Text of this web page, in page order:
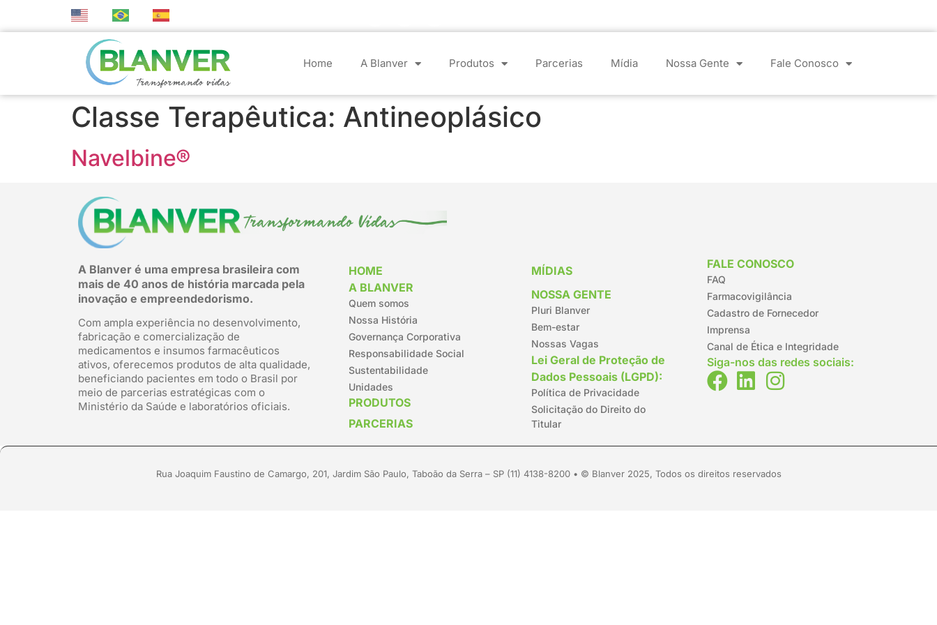
Home A Blanver Produtos Parcerias Mídia Nossa Gente Fale Conosco
Classe Terapêutica: Antineoplásico
Navelbine®
A Blanver é uma empresa brasileira com
mais de 40 anos de história marcada pela
inovação e empreendedorismo.
Com ampla experiência no desenvolvimento,
fabricação e comercialização de
medicamentos e insumos farmacêuticos
ativos, oferecemos produtos de alta qualidade,
beneficiando pacientes em todo o Brasil por
meio de parcerias estratégicas com o
Ministério da Saúde e laboratórios oficiais.
HOME
A BLANVER
Quem somos
Nossa História
Governança Corporativa
Responsabilidade Social
Sustentabilidade
Unidades
PRODUTOS
PARCERIAS
MÍDIAS
NOSSA GENTE
Pluri Blanver
Bem-estar
Nossas Vagas
Lei Geral de Proteção de
Dados Pessoais (LGPD):
Política de Privacidade
Solicitação do Direito do
Titular
FALE CONOSCO
FAQ
Farmacovigilância
Cadastro de Fornecedor
Imprensa
Canal de Ética e Integridade
Siga-nos das redes sociais:
Rua Joaquim Faustino de Camargo, 201, Jardim São Paulo, Taboão da Serra – SP (11) 4138-8200 • © Blanver 2025, Todos os direitos reservados